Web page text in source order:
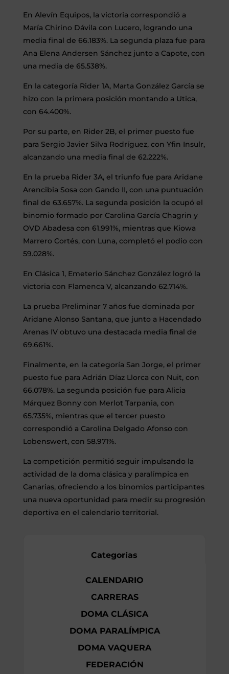
En Alevín Equipos, la victoria correspondió a
María Chirino Dávila con Lucero, logrando una
media final de 66.183%. La segunda plaza fue para
Ana Elena Andersen Sánchez junto a Capote, con
una media de 65.538%.
En la categoría Rider 1A, Marta González García se
hizo con la primera posición montando a Utica,
con 64.400%.
Por su parte, en Rider 2B, el primer puesto fue
para Sergio Javier Silva Rodríguez, con Yfin Insulr,
alcanzando una media final de 62.222%.
En la prueba Rider 3A, el triunfo fue para Aridane
Arencibia Sosa con Gando II, con una puntuación
final de 63.657%. La segunda posición la ocupó el
binomio formado por Carolina García Chagrin y
OVD Abadesa con 61.991%, mientras que Kiowa
Marrero Cortés, con Luna, completó el podio con
59.028%.
En Clásica 1, Emeterio Sánchez González logró la
victoria con Flamenca V, alcanzando 62.714%.
La prueba Preliminar 7 años fue dominada por
Aridane Alonso Santana, que junto a Hacendado
Arenas IV obtuvo una destacada media final de
69.661%.
Finalmente, en la categoría San Jorge, el primer
puesto fue para Adrián Díaz Llorca con Nuit, con
66.078%. La segunda posición fue para Alicia
Márquez Bonny con Merlot Tarpania, con
65.735%, mientras que el tercer puesto
correspondió a Carolina Delgado Afonso con
Lobenswert, con 58.971%.
La competición permitió seguir impulsando la
actividad de la doma clásica y paralímpica en
Canarias, ofreciendo a los binomios participantes
una nueva oportunidad para medir su progresión
deportiva en el calendario territorial.
Categorías
CALENDARIO
CARRERAS
DOMA CLÁSICA
DOMA PARALÍMPICA
DOMA VAQUERA
FEDERACIÓN